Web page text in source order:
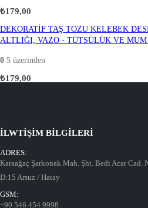
₺179,00
DEKORATİF TAŞ TOZU KELEBEK
ALTLIĞI, VAZO - TÜTSÜLÜK VE
0 5 üzerinden
₺179,00
İLWTİŞİM BİLGİLERİ
ADRES:
Karaağaç Şarkonak Mah. Şht. Bedi Acar
D:15 Arsuz / Hatay
GSM:
+90 546 454 9998